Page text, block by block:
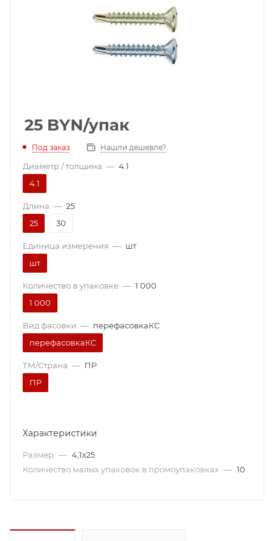
25 BYN/упак
Под заказ Нашли дешевле?
Диаметр / толщина — 4.1
4.1
Длина — 25
25
30
Единица измерения — шт
шт
Количество в упаковке — 1 000
1 000
Вид фасовки — перефасовкаКС
перефасовкаКС
ТМ/Страна — ПР
ПР
Характеристики
Размер — 4,1х25
Количество малых упаковок в промоупаковках — 10